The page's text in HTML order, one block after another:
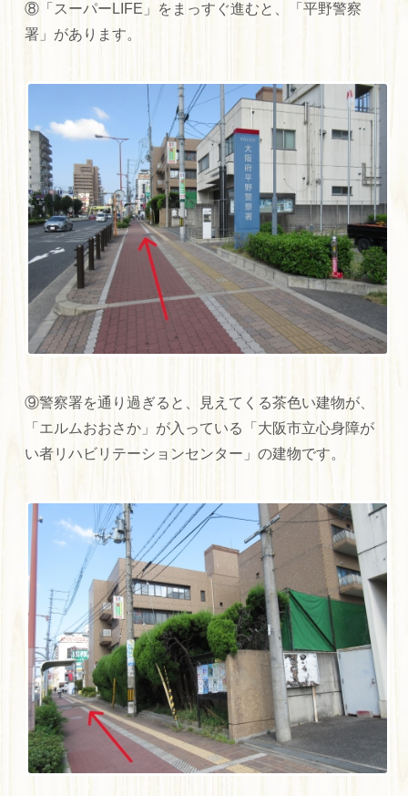
⑧「スーパーLIFE」をまっすぐ進むと、「平野警察
署」があります。
⑨警察署を通り過ぎると、見えてくる茶色い建物が、
「エルムおおさか」が入っている「大阪市立心身障が
い者リハビリテーションセンター」の建物です。